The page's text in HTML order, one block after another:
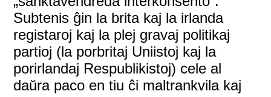
Subtenis ĝin la brita kaj la irlanda
registaroj kaj la plej gravaj politikaj
partioj (la porbritaj Uniistoj kaj la
porirlandaj Respublikistoj) cele al
daŭra paco en tiu ĉi maltrankvila kaj